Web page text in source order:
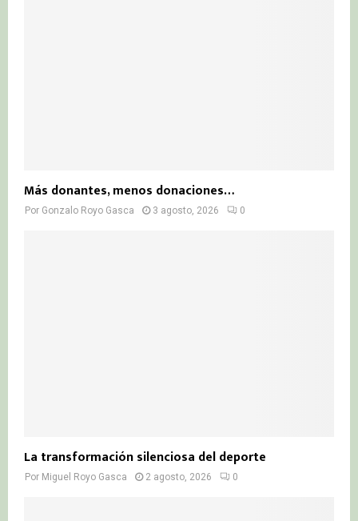
Más donantes, menos donaciones…
Por Gonzalo Royo Gasca 3 agosto, 2026 0
La transformación silenciosa del deporte
Por Miguel Royo Gasca 2 agosto, 2026 0